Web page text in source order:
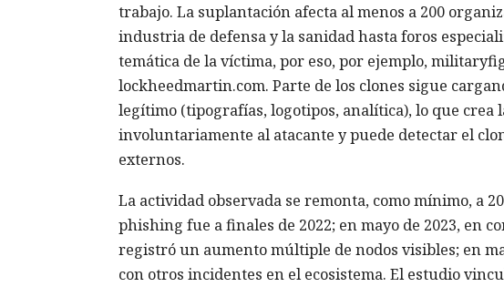
trabajo. La suplantación afecta al menos a 200
industria de defensa y la sanidad hasta foros
temática de la víctima, por eso, por ejemplo,
lockheedmartin.com. Parte de los clones sigue
legítimo (tipografías, logotipos, analítica), lo que crea
involuntariamente al atacante y puede detectar el
externos.
La actividad observada se remonta, como mínimo, a
phishing fue a finales de 2022; en mayo de 2023, en
registró un aumento múltiple de nodos visibles; en
con otros incidentes en el ecosistema. El estudio